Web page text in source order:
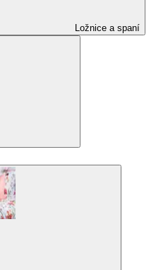
Ložnice a spaní